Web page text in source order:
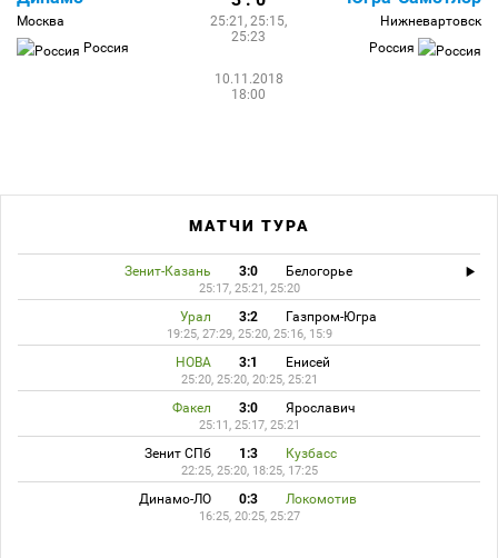
Москва
Россия
25:21, 25:15,
25:23
10.11.2018
18:00
Нижневартовск
Россия
МАТЧИ ТУРА
Зенит-Казань 3:0 Белогорье
25:17, 25:21, 25:20
Урал 3:2 Газпром-Югра
19:25, 27:29, 25:20, 25:16, 15:9
НОВА 3:1 Енисей
25:20, 25:20, 20:25, 25:21
Факел 3:0 Ярославич
25:11, 25:17, 25:21
Зенит СПб 1:3 Кузбасс
22:25, 25:20, 18:25, 17:25
Динамо-ЛО 0:3 Локомотив
16:25, 20:25, 25:27